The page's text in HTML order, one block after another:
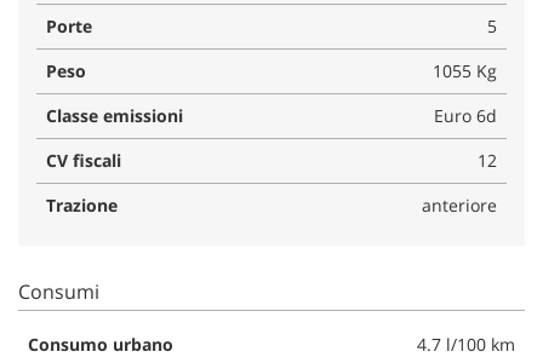
Porte
5
Peso
1055 Kg
Classe emissioni
Euro 6d
CV fiscali
12
Trazione
anteriore
Consumi
Consumo urbano
4.7 l/100 km